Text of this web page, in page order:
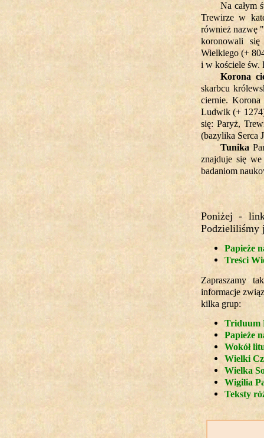
Na całym
Trewirze w
również nazwę
koronowali się
Wielkiego (+
i w kościele św.
Korona
skarbcu
ciernie.
Ludwik (+
się: Paryż,
(bazylika Serca
Tunika
znajduje się
badaniom
Poniżej -
Podzieliliśmy
Papieże
Treści
Zapraszamy
informacje
kilka grup:
Triduum
Papieże
Wokół
Wielki
Wielka
Wigilia
Teksty